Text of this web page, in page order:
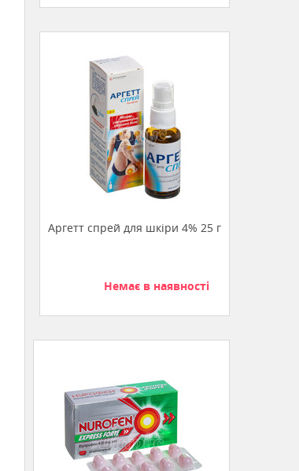
Аргетт спрей для шкіри 4% 25 г
Немає в наявності